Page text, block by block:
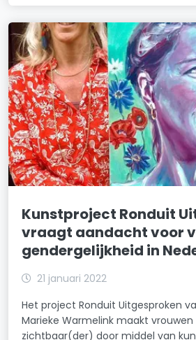
Kunstproject Ronduit
vraagt aandacht voor
gendergelijkheid in
21 januari 2022
Het project Ronduit Uitgesproken
Marieke Warmelink maakt
zichtbaar(der) door middel van